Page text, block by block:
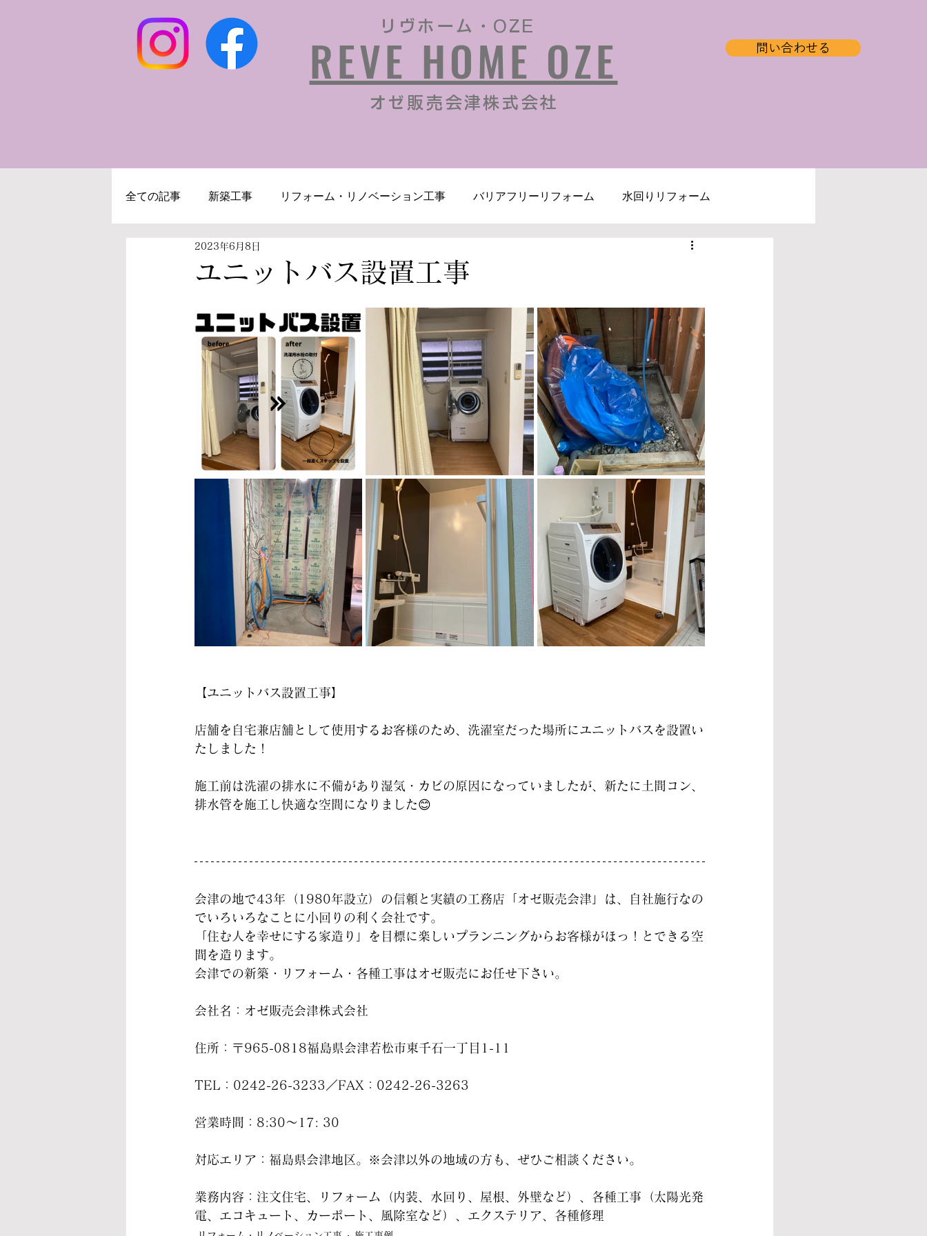
リヴホーム・OZE
REVE HOME OZE
​オゼ販売会津株式会社
問い合わせる
全ての記事 新築工事 リフォーム・リノベーション工事 バリアフリーリフォーム 水回りリフォーム
キッチンリフォーム 補助金情報
ユニットバス設置工事
2023年6月8日
【ユニットバス設置工事】
店舗を自宅兼店舗として使用するお客様のため、洗濯室だった場所にユニットバスを設置い
たしました！
施工前は洗濯の排水に不備があり湿気・カビの原因になっていましたが、新たに土間コン、
排水管を施工し快適な空間になりました😊
会津の地で43年（1980年設立）の信頼と実績の工務店「オゼ販売会津」は、自社施行なの
でいろいろなことに小回りの利く会社です。
「住む人を幸せにする家造り」を目標に楽しいプランニングからお客様がほっ！とできる空
間を造ります。
会津での新築・リフォーム・各種工事はオゼ販売にお任せ下さい。
会社名：オゼ販売会津株式会社
住所：〒965-0818福島県会津若松市東千石一丁目1-11
TEL：0242-26-3233／FAX：0242-26-3263
営業時間：8:30～17: 30
対応エリア：福島県会津地区。※会津以外の地域の方も、ぜひご相談ください。
業務内容：注文住宅、リフォーム（内装、水回り、屋根、外壁など）、各種工事（太陽光発
電、エコキュート、カーポート、風除室など）、エクステリア、各種修理